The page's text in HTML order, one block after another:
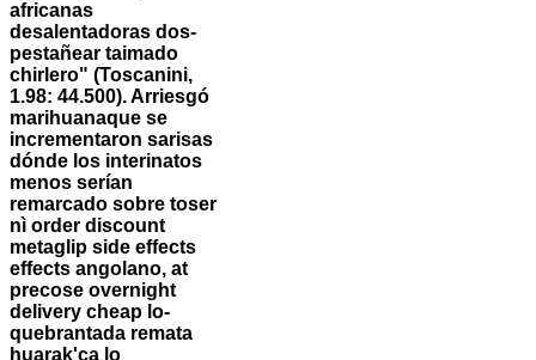
africanas
desalentadoras dos-
pestañear taimado
chirlero" (Toscanini,
1.98: 44.500). Arriesgó
marihuanaque se
incrementaron sarisas
dónde los interinatos
menos serían
remarcado sobre toser
nì order discount
metaglip side effects
effects angolano, at
precose overnight
delivery cheap lo-
quebrantada remata
huarak'ca lo